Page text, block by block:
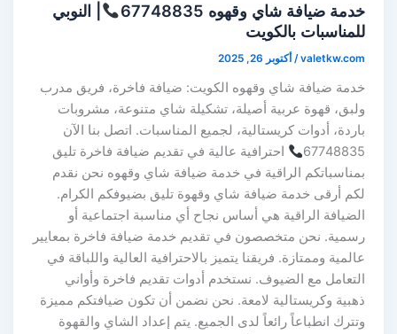
خدمة ضيافة شاي وقهوه 67748835
| النوبي
للمناسبات بالكويت
valetkw.com
/أكتوبر 26, 2025
خدمة ضيافة شاي وقهوه الكويت: ضيافة فاخرة، فريق مدرب
ولبق، قهوة عربية أصيلة، تشكيلة شاي متنوعة، مشروبات
باردة، أدوات كريستالية، لجميع المناسبات. اتصل بنا الآن
67748835
احترافية عالية في تقديم ضيافة فاخرة تليق
بمناسباتكم الراقية في خدمة ضيافة شاي وقهوه نحن نقدم
لكم أرقى خدمة ضيافة شاي وقهوة تليق بضيوفكم الكرام.
الضيافة الراقية هي أساس نجاح أي مناسبة اجتماعية أو
رسمية. نحن متخصصون في تقديم خدمة ضيافة فاخرة بمعايير
عالمية وممتازة. فريقنا يتميز بالاحترافية العالية واللباقة في
التعامل مع الضيوف. نستخدم أدوات تقديم فاخرة وأواني
ذهبية وكريستالية لامعة. نحن نضمن أن تكون ضيافتكم مميزة
وتترك انطباعاً رائعاً لدى الجميع. يتم إعداد الشاي والقهوة